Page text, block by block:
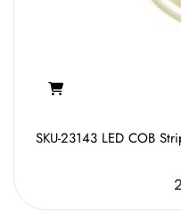
SKU-23143 LED COB